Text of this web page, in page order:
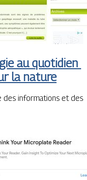
au quotidien
la nature
des informations et des